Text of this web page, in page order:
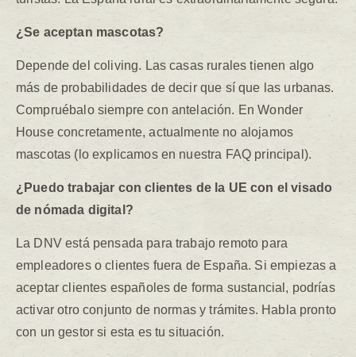
¿Se aceptan mascotas?
Depende del coliving. Las casas rurales tienen algo
más de probabilidades de decir que sí que las urbanas.
Compruébalo siempre con antelación. En Wonder
House concretamente, actualmente no alojamos
mascotas (lo explicamos en nuestra FAQ principal).
¿Puedo trabajar con clientes de la UE con el visado
de nómada digital?
La DNV está pensada para trabajo remoto para
empleadores o clientes fuera de España. Si empiezas a
aceptar clientes españoles de forma sustancial, podrías
activar otro conjunto de normas y trámites. Habla pronto
con un gestor si esta es tu situación.